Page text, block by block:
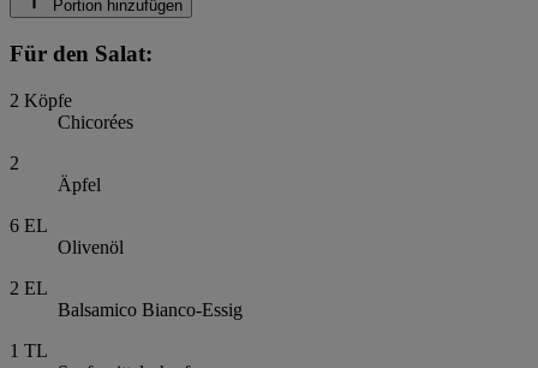
Portion hinzufügen
Für den Salat:
2 Köpfe
Chicorées
2
Äpfel
6 EL
Olivenöl
2 EL
Balsamico Bianco-Essig
1 TL